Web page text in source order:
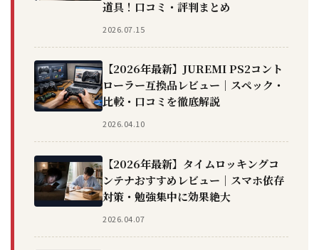
道具！口コミ・評判まとめ
2026.07.15
【2026年最新】JUREMI PS2コント
ローラー互換品レビュー｜スペック・
比較・口コミを徹底解説
2026.04.10
【2026年最新】タイムロッキングコ
ンテナおすすめレビュー｜スマホ依存
対策・勉強集中に効果絶大
2026.04.07